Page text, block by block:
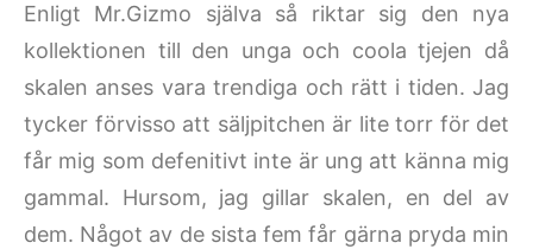
Enligt Mr.Gizmo själva så riktar sig den nya
kollektionen till den unga och coola tjejen då
skalen anses vara trendiga och rätt i tiden. Jag
tycker förvisso att säljpitchen är lite torr för det
får mig som defenitivt inte är ung att känna mig
gammal. Hursom, jag gillar skalen, en del av
dem. Något av de sista fem får gärna pryda min